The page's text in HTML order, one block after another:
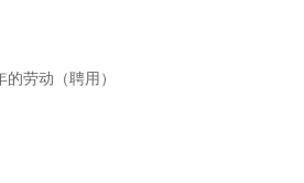
劳动（聘用）